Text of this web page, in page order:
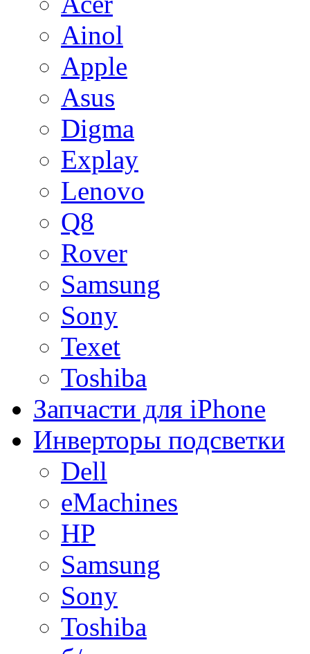
Ainol
Apple
Asus
Digma
Explay
Lenovo
Q8
Rover
Samsung
Sony
Texet
Toshiba
Запчасти для iPhone
Инверторы подсветки
Dell
eMachines
HP
Samsung
Sony
Toshiba